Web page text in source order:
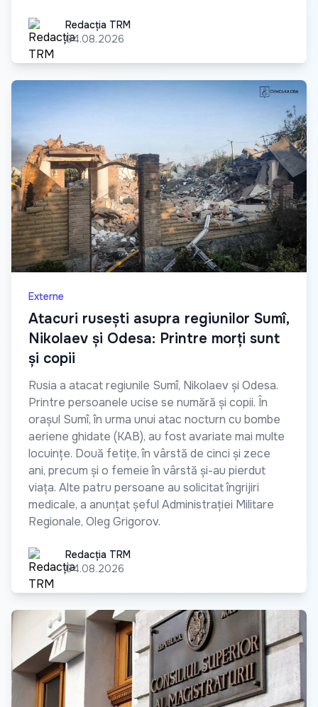
Redacția TRM
Redacția TRM
04.08.2026
Externe
Atacuri rusești asupra regiunilor Sumî,
Nikolaev și Odesa: Printre morți sunt
și copii
Rusia a atacat regiunile Sumî, Nikolaev și Odesa.
Printre persoanele ucise se numără și copii. În
orașul Sumî, în urma unui atac nocturn cu bombe
aeriene ghidate (KAB), au fost avariate mai multe
locuințe. Două fetițe, în vârstă de cinci și zece
ani, precum și o femeie în vârstă și-au pierdut
viața. Alte patru persoane au solicitat îngrijiri
medicale, a anunțat șeful Administrației Militare
Regionale, Oleg Grigorov.
Redacția TRM
Redacția TRM
04.08.2026